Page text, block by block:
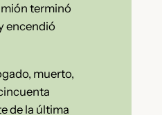
terminó
encendió
muerto,
de la última